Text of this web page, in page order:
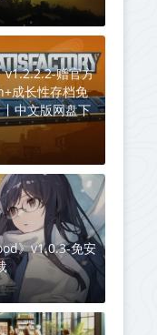
赠官方
成长性存档免
中文版网盘下
》v1.0.3-免安